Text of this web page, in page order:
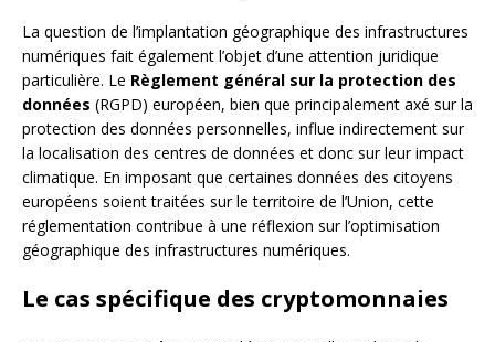
La question de l’implantation géographique des infrastructures
numériques fait également l’objet d’une attention juridique
particulière. Le Règlement général sur la protection des
données (RGPD) européen, bien que principalement axé sur la
protection des données personnelles, influe indirectement sur
la localisation des centres de données et donc sur leur impact
climatique. En imposant que certaines données des citoyens
européens soient traitées sur le territoire de l’Union, cette
réglementation contribue à une réflexion sur l’optimisation
géographique des infrastructures numériques.
Le cas spécifique des cryptomonnaies